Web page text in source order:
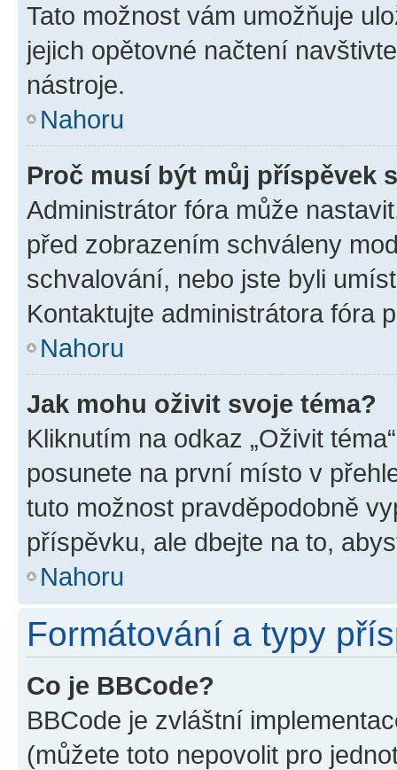
Tato možnost vám umožňuje
jejich opětovné načtení
nástroje.
Nahoru
Proč musí být můj příspěvek
Administrátor fóra může
před zobrazením schváleny
schvalování, nebo jste byli
Kontaktujte administrátora fóra
Nahoru
Jak mohu oživit svoje téma?
Kliknutím na odkaz „Oživit
posunete na první místo v
tuto možnost pravděpodobně
příspěvku, ale dbejte na to,
Nahoru
Formátování a typy
Co je BBCode?
BBCode je zvláštní
(můžete toto nepovolit pro